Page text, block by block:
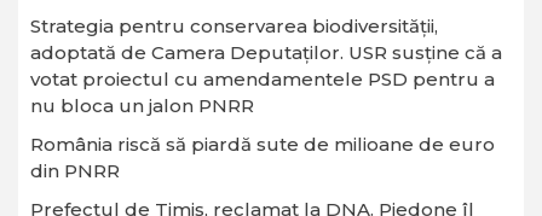
Strategia pentru conservarea biodiversităţii,
adoptată de Camera Deputaţilor. USR susține că a
votat proiectul cu amendamentele PSD pentru a
nu bloca un jalon PNRR
România riscă să piardă sute de milioane de euro
din PNRR
Prefectul de Timiș, reclamat la DNA. Piedone îl